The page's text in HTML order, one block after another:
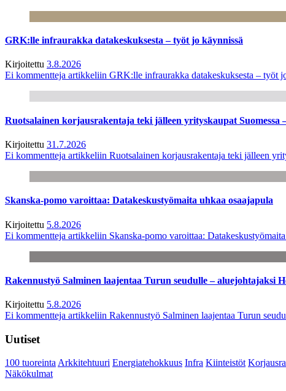
GRK:lle infraurakka datakeskuksesta – työt jo käynnissä
Kirjoitettu 3.8.2026
Ei kommentteja artikkeliin GRK:lle infraurakka datakeskuksesta – työt
Ruotsalainen korjausrakentaja teki jälleen yrityskaupat Suomessa
Kirjoitettu 31.7.2026
Ei kommentteja artikkeliin Ruotsalainen korjausrakentaja teki jälleen
Skanska-pomo varoittaa: Datakeskustyömaita uhkaa osaajapula
Kirjoitettu 5.8.2026
Ei kommentteja artikkeliin Skanska-pomo varoittaa:
Rakennustyö Salminen laajentaa Turun seudulle – aluejohtajaksi
Kirjoitettu 5.8.2026
Ei kommentteja artikkeliin Rakennustyö Salminen laajentaa Turun
Uutiset
100 tuoreintaArkkitehtuuri Energiatehokkuus Infra Kiinteistöt
Näkökulmat